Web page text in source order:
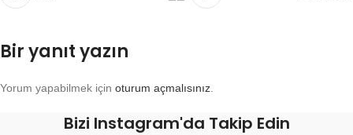
Bir yanıt yazın
Yorum yapabilmek için oturum açmalısınız
Bizi Instagram'da Takip Edin